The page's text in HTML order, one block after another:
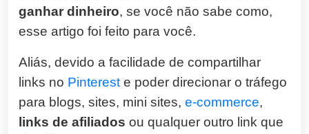
ganhar dinheiro, se você não sabe como,
esse artigo foi feito para você.
Aliás, devido a facilidade de compartilhar
links no Pintereste poder direcionar o tráfego
para blogs, sites, mini sites, e-commerce,
links de afiliados ou qualquer outro link que